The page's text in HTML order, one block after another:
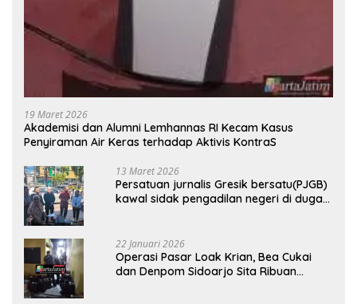
19 Maret 2026
Akademisi dan Alumni Lemhannas RI Kecam Kasus
Penyiraman Air Keras terhadap Aktivis KontraS
13 Maret 2026
Persatuan jurnalis Gresik bersatu(PJGB)
kawal sidak pengadilan negeri di duga
22 Januari 2026
Operasi Pasar Loak Krian, Bea Cukai
dan Denpom Sidoarjo Sita Ribuan